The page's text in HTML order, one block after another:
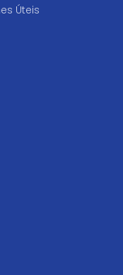
Úteis